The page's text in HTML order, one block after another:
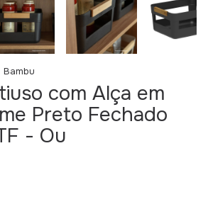
Bambu
com Alça em
Preto Fechado
- Ou